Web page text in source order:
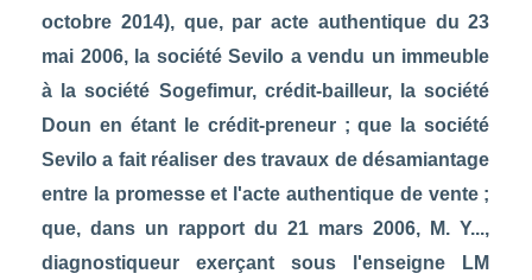
octobre 2014), que, par acte authentique du 23
mai 2006, la société Sevilo a vendu un immeuble
à la société Sogefimur, crédit-bailleur, la société
Doun en étant le crédit-preneur ; que la société
Sevilo a fait réaliser des travaux de désamiantage
entre la promesse et l'acte authentique de vente ;
que, dans un rapport du 21 mars 2006, M. Y...,
diagnostiqueur exerçant sous l'enseigne LM